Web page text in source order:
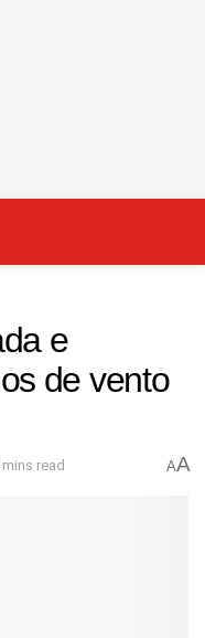
e
de vento
read AA